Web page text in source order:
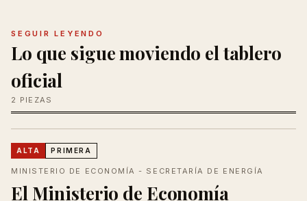
SEGUIR LEYENDO
Lo que sigue moviendo el tablero
oficial
2 PIEZAS
ALTA PRIMERA
MINISTERIO DE ECONOMÍA - SECRETARÍA DE ENERGÍA
El Ministerio de Economía